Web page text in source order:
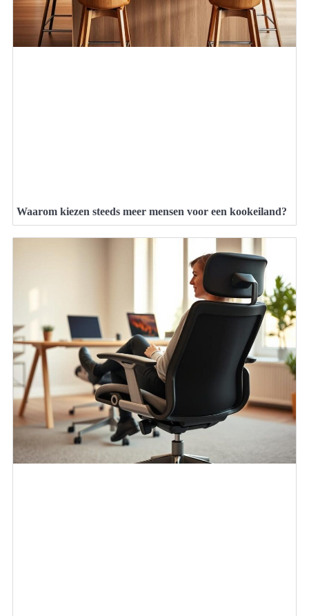
Waarom kiezen steeds meer mensen voor een kookeiland?